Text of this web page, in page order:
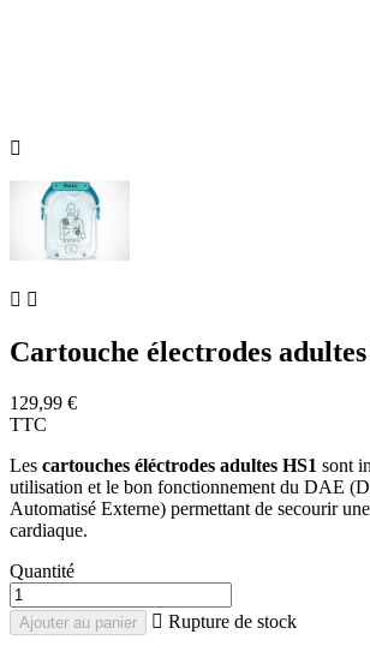

 
Cartouche électrodes
129,99 €
TTC
Les cartouches éléctrodes adultes HS1 sont
utilisation et le bon fonctionnement du DAE
Automatisé Externe) permettant de secourir
cardiaque.
Quantité
Ajouter au panier  Rupture de stock